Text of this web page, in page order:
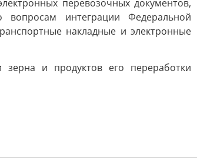
перевозочных документов,
интеграции Федеральной
накладные и электронные
и продуктов его переработки